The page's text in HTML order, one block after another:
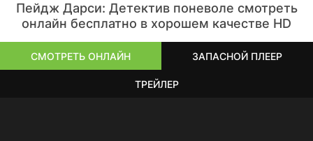
Пейдж Дарси: Детектив поневоле смотреть
онлайн бесплатно в хорошем качестве HD
СМОТРЕТЬ ОНЛАЙН ЗАПАСНОЙ ПЛЕЕР
ТРЕЙЛЕР